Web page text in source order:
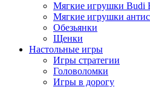
Мягкие игрушки Budi
Мягкие игрушки
Обезьянки
Щенки
Настольные игры
Игры стратегии
Головоломки
Игры в дорогу